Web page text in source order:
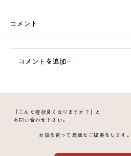
「こんな症状良くなりますか？」と
お問い合わせ下さい。
お話を伺って最適なご提案をします。
止めが効かない状態から1
鍼灸治療例
コメント
コメントを追加…